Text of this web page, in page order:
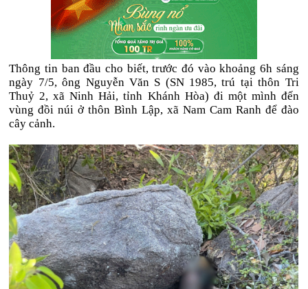
Thông tin ban đầu cho biết, trước đó vào khoảng 6h sáng
ngày 7/5, ông Nguyễn Văn S (SN 1985, trú tại thôn Tri
Thuỷ 2, xã Ninh Hải, tỉnh Khánh Hòa) đi một mình đến
vùng đồi núi ở thôn Bình Lập, xã Nam Cam Ranh để đào
cây cảnh.